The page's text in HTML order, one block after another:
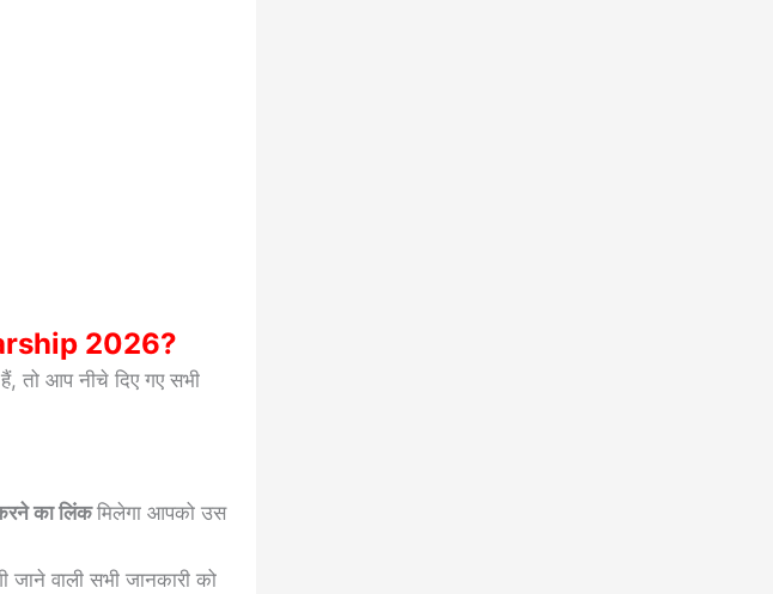
2026?
तो आप नीचे दिए गए सभी
का लिंकमिलेगा आपको उस
वाली सभी जानकारी को